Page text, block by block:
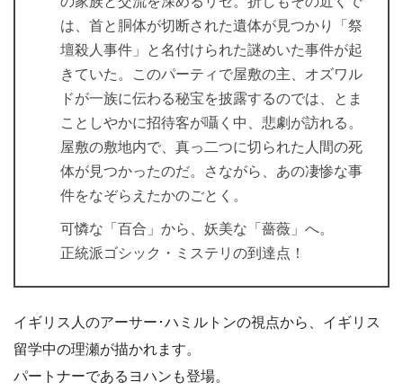
は、首と胴体が切断された遺体が見つかり「祭
壇殺人事件」と名付けられた謎めいた事件が起
きていた。このパーティで屋敷の主、オズワル
ドが一族に伝わる秘宝を披露するのでは、とま
ことしやかに招待客が囁く中、悲劇が訪れる。
屋敷の敷地内で、真っ二つに切られた人間の死
体が見つかったのだ。さながら、あの凄惨な事
件をなぞらえたかのごとく。
可憐な「百合」から、妖美な「薔薇」へ。
正統派ゴシック・ミステリの到達点！
イギリス人のアーサー･ハミルトンの視点から、イギリス
留学中の理瀬が描かれます。
パートナーであるヨハンも登場。